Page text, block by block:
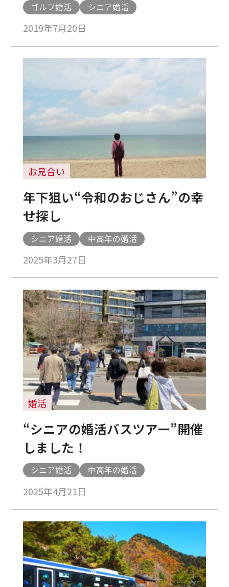
ゴルフ婚活 シニア婚活
2019年7月20日
お見合い
年下狙い“令和のおじさん”の幸
せ探し
シニア婚活 中高年の婚活
2025年3月27日
婚活
“シニアの婚活バスツアー”開催
しました！
シニア婚活 中高年の婚活
2025年4月21日